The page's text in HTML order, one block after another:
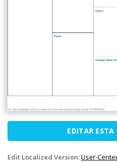
EDITAR
Edit Localized Version:User-